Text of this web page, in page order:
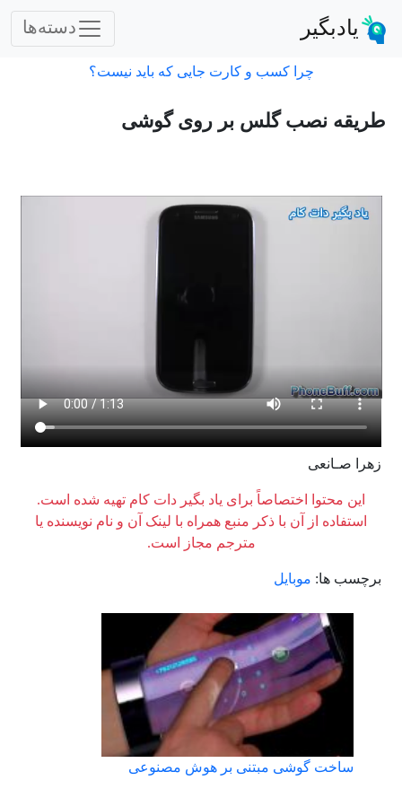
یادبگیر دسته‌ها
چرا کسب و کارت جایی که باید نیست؟
طریقه نصب گلس بر روی گوشی
زهرا صـانعی
این محتوا اختصاصاً برای یاد بگیر دات کام تهیه شده است.
استفاده از آن با ذکر منبع همراه با لینک آن و نام نویسنده یا
مترجم مجاز است.
برچسب ها: موبایل
ساخت گوشی مبتنی بر هوش مصنوعی